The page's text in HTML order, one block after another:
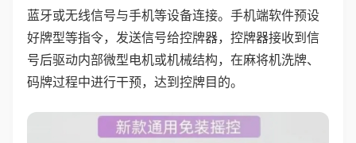
蓝牙或无线信号与手机等设备连接。手机端软件预设
好牌型等指令，发送信号给控牌器，控牌器接收到信
号后驱动内部微型电机或机械结构，在麻将机洗牌、
码牌过程中进行干预，达到控牌目的。